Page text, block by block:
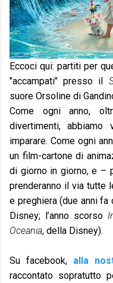
Eccoci qui: partiti per
"accampati" presso il
suore Orsoline di
Come ogni anno,
divertimenti,
imparare. Come ogni
un film-cartone di
di giorno in giorno, e –
prenderanno il via tutte
e preghiera (due anni
Disney; l’anno scorso
Oceania, della Disney).
Su facebook, alla
raccontato sopratutto